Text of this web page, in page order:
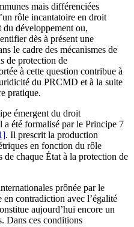
mais différenciées
rôle incantatoire en droit
du développement ou,
dès à présent une
le cadre des mécanismes de
de protection de
à cette question contribue à
du PRCMD et à la suite
pratique.
émergent du droit
été formalisé par le Principe 7
. Il prescrit la production
en fonction du rôle
de chaque État à la protection de
prônée par le
contradiction avec l’égalité
aujourd’hui encore un
Dans ces conditions